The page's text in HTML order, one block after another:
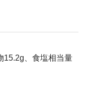
15.2g、食塩相当量